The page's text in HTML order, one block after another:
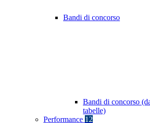
Bandi di concorso
Bandi di concorso
tabelle)
Performance 12